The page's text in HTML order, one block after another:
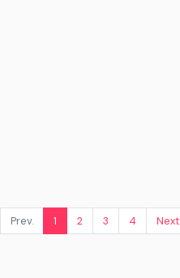
Prev. 1 2 3 4 Next